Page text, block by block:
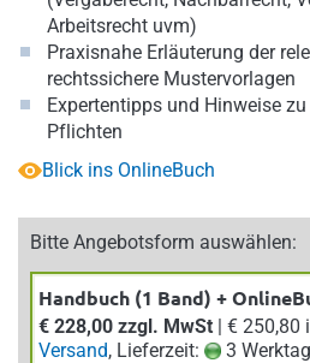
Arbeitsrecht uvm)
Praxisnahe Erläuterung der
rechtssichere Mustervorlagen
Expertentipps und Hinweise
Pflichten
Blick ins OnlineBuch
Bitte Angebotsform auswählen:
Handbuch (1 Band) +
€ 228,00 zzgl. MwSt
| €
Versand, Lieferzeit: 3